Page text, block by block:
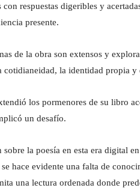
respuestas digeribles y
presente.
de la obra son extensos y
cotidianeidad, la identidad propia y
los pormenores de su libro
un desafío.
la poesía en esta era digital
hace evidente una falta de
una lectura ordenada donde